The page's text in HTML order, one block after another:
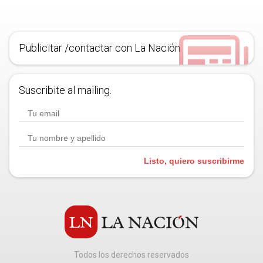
Publicitar /contactar con La Nación
Suscribite al mailing.
Listo, quiero suscribirme
Todos los derechos reservados